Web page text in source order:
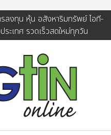
ลงทุน หุ้น อสังหาริมทรัพย์ ไอที-
ะเทศ รวดเร็วสดใหม่ทุกวัน